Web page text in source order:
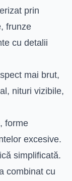
prin
frunze
cu detalii
mai brut,
nituri vizibile,
forme
excesive.
simplificată.
combinat cu